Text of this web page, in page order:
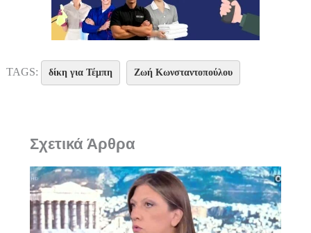
TAGS: δίκη για Τέμπη Ζωή Κωνσταντοπούλου
Σχετικά Άρθρα